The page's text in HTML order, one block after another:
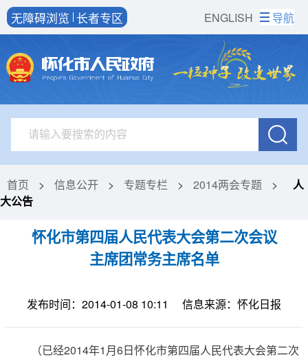
ENGLISH
无障碍浏览 长者专区 导航
首页 > 信息公开 > 专题专栏 > 2014两会专题 >
人
大公告
怀化市第四届人民代表大会第二次会议
主席团常务主席名单
发布时间：2014-01-08 10:11 信息来源：怀化日报
（已经2014年1月6日怀化市第四届人民代表大会第二次